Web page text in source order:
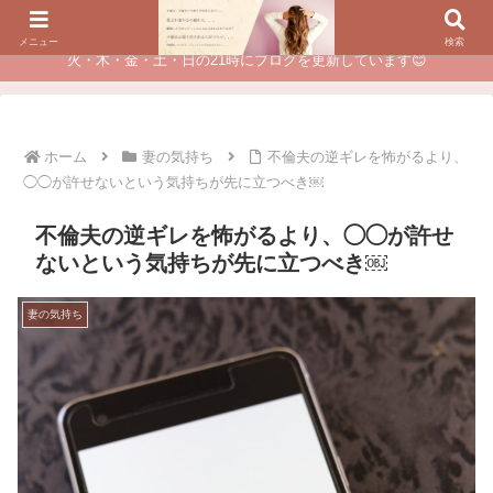
夫に不倫されたつらい経験が、あなたのチャンスに変わるカウンセリング
火・木・金・土・日の21時にブログを更新しています😊
ホーム 妻の気持ち
不倫夫の逆ギレを怖がるより、
◯◯が許せないという気持ちが先に立つべき￼
不倫夫の逆ギレを怖がるより、◯◯が許せ
ないという気持ちが先に立つべき￼
妻の気持ち
メニュー 検索